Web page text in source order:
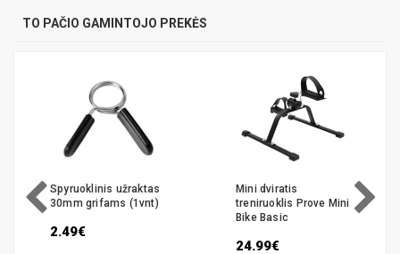
TO PAČIO GAMINTOJO PREKĖS
Spyruoklinis užraktas
30mm grifams (1vnt)
2.49€
Mini dviratis
treniruoklis Prove Mini
Bike Basic
24.99€